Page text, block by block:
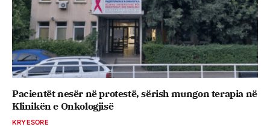
Pacientët nesër në protestë, sërish mungon terapia në
Klinikën e Onkologjisë
KRYESORE